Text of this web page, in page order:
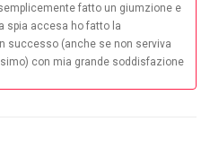
fatto un giumzione e
spia accesa ho fatto la
successo (anche se non serviva
con mia grande soddisfazione